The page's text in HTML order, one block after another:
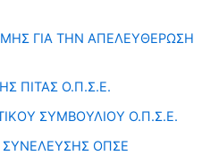
ΓΙΑ ΤΗΝ ΑΠΕΛΕΥΘΕΡΩΣΗ
ΠΙΤΑΣ Ο.Π.Σ.Ε.
ΣΥΜΒΟΥΛΙΟΥ Ο.Π.Σ.Ε.
ΣΥΝΕΛΕΥΣΗΣ ΟΠΣΕ